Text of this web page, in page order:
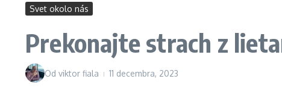
Svet okolo nás
Prekonajte strach z
Od viktor fiala 11 decembra, 2023